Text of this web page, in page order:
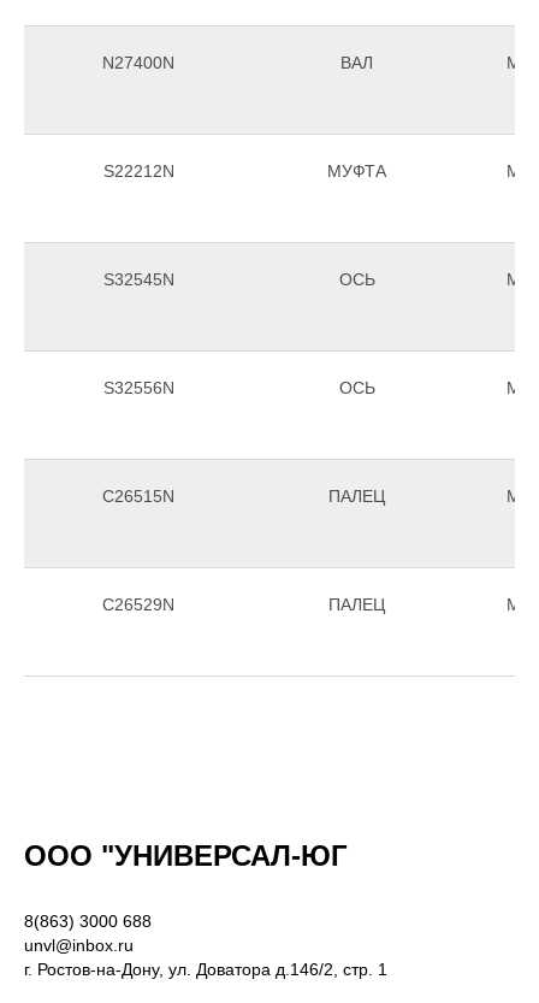
N27400N ВАЛ
S22212N МУФТА
S32545N ОСЬ
S32556N ОСЬ
С26515N ПАЛЕЦ
С26529N ПАЛЕЦ
ООО "УНИВЕРСАЛ-ЮГ
8(863) 3000 688
unvl@inbox.ru
г. Ростов-на-Дону, ул. Доватора д.146/2, стр. 1